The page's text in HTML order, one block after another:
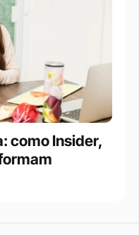
como Insider,